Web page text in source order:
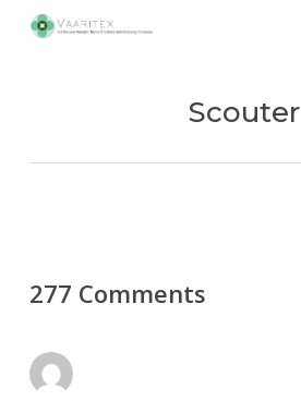
Scouter
277 Comments